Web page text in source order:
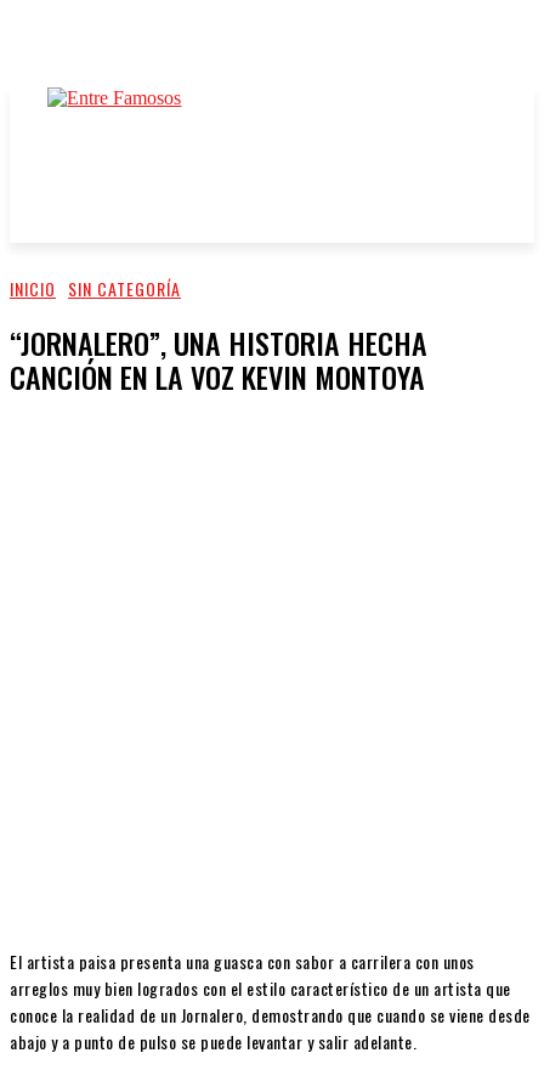
INICIO SIN CATEGORÍA
“JORNALERO”, UNA HISTORIA HECHA
CANCIÓN EN LA VOZ KEVIN MONTOYA
El artista paisa presenta una guasca con sabor a carrilera con unos
arreglos muy bien logrados con el estilo característico de un artista que
conoce la realidad de un Jornalero, demostrando que cuando se viene desde
abajo y a punto de pulso se puede levantar y salir adelante.